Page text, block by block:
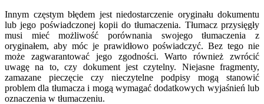
Innym częstym błędem jest niedostarczenie oryginału dokumentu
lub jego poświadczonej kopii do tłumaczenia. Tłumacz przysięgły
musi mieć możliwość porównania swojego tłumaczenia z
oryginałem, aby móc je prawidłowo poświadczyć. Bez tego nie
może zagwarantować jego zgodności. Warto również zwrócić
uwagę na to, czy dokument jest czytelny. Niejasne fragmenty,
zamazane pieczęcie czy nieczytelne podpisy mogą stanowić
problem dla tłumacza i mogą wymagać dodatkowych wyjaśnień lub
oznaczenia w tłumaczeniu.